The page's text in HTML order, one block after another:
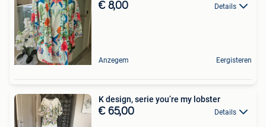
€ 8,00 Details
Anzegem Eergisteren
K design, serie you’re my lobster
€ 65,00 Details